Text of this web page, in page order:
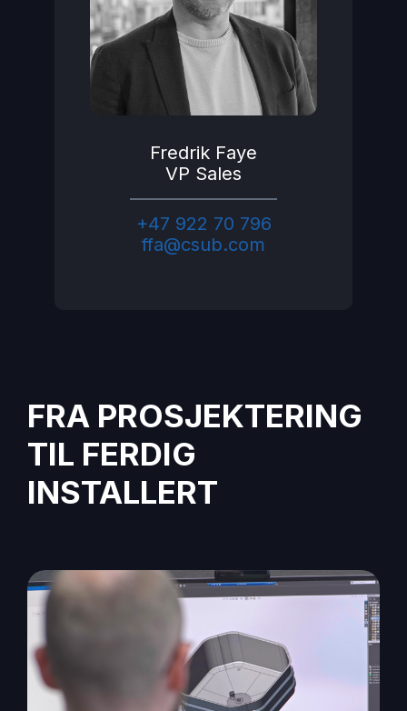
Fredrik Faye
VP Sales
+47 922 70 796
ffa@csub.com
FRA PROSJEKTERING
TIL FERDIG
INSTALLERT